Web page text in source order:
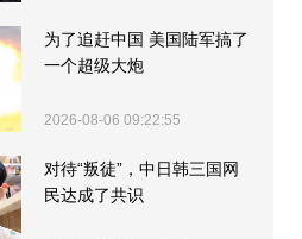
为了追赶中国 美国陆军搞了
一个超级大炮
2026-08-06 09:22:55
对待“叛徒”，中日韩三国网
民达成了共识